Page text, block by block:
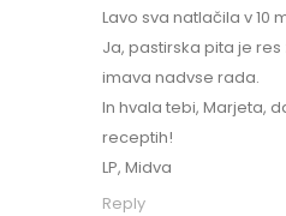
Lavo sva natlačila v 10
Ja, pastirska pita je
imava nadvse rada.
In hvala tebi, Marjeta,
receptih!
LP, Midva
Reply